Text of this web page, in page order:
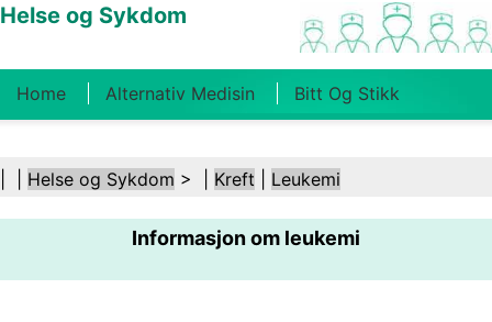
Helse og Sykdom
Home Alternativ Medisin Bitt Og Stikk
Kosthold Og Ernæring Familiehelse
Psykisk Helse Folkehelse Og
Sikkerhet Kirurgi Og Prosedyrer Helse
Helse og Sykdom > | Kreft Leukemi
Informasjon om leukemi